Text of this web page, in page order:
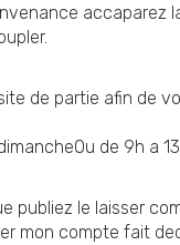
accaparez
de partie afin de
de 9h a
publiez le laisser
mon compte fait